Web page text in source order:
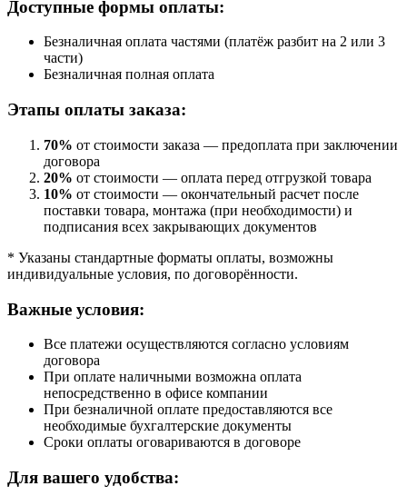
Доступные формы оплаты:
Безналичная оплата частями (платёж разбит на 2 или 3
части)
Безналичная полная оплата
Этапы оплаты заказа:
70% от стоимости заказа — предоплата при заключении
договора
20% от стоимости — оплата перед отгрузкой товара
10% от стоимости — окончательный расчет после
поставки товара, монтажа (при необходимости) и
подписания всех закрывающих документов
* Указаны стандартные форматы оплаты, возможны
индивидуальные условия, по договорённости.
Важные условия:
Все платежи осуществляются согласно условиям
договора
При оплате наличными возможна оплата
непосредственно в офисе компании
При безналичной оплате предоставляются все
необходимые бухгалтерские документы
Сроки оплаты оговариваются в договоре
Для вашего удобства: